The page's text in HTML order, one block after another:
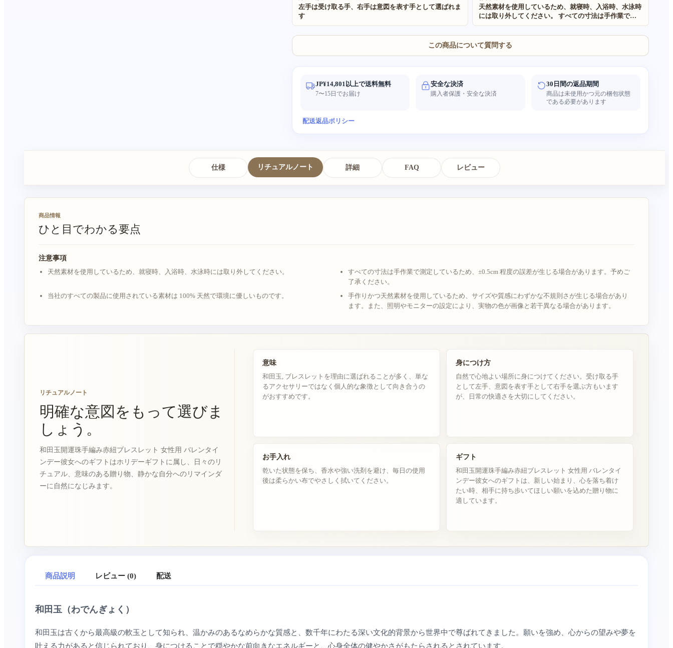
左手は受け取る手、右手は意図を表す手として選ばれま
す
天然素材を使用しているため、就寝時、入浴時、水泳時
には取り外してください。 すべての寸法は手作業で測
定しているため、±0.5cm 程度の誤差が生じる場合があ
ります。予めご了承ください。 当社のすべての製品に
使用されている素材は 100% 天然で環境に優しいもので
干異なる場合があります。
この商品について質問する
JP¥14,801以上で送料無料
7〜15日でお届け
安全な決済
購入者保護・安全な決済
30日間の返品期間
商品は未使用かつ元の梱包状態
である必要があります
配送返品ポリシー
仕様 リチュアルノート 詳細 FAQ レビュー
商品情報
ひと目でわかる要点
注意事項
天然素材を使用しているため、就寝時、入浴時、水泳時には取り外してください。
すべての寸法は手作業で測定しているため、±0.5cm 程度の誤差が生じる場合があります。予めご
了承ください。
当社のすべての製品に使用されている素材は 100% 天然で環境に優しいものです。
手作りかつ天然素材を使用しているため、サイズや質感にわずかな不規則さが生じる場合があり
ます。また、照明やモニターの設定により、実物の色が画像と若干異なる場合があります。
リチュアルノート
明確な意図をもって選びま
しょう。
和田玉開運珠手編み赤紐ブレスレット 女性用 バレンタイ
ンデー彼女へのギフトはホリデーギフトに属し、日々のリ
チュアル、意味のある贈り物、静かな自分へのリマインダ
ーに自然になじみます。
意味
和田玉, ブレスレットを理由に選ばれることが多く、単な
るアクセサリーではなく個人的な象徴として向き合うの
がおすすめです。
身につけ方
自然で心地よい場所に身につけてください。受け取る手
として左手、意図を表す手として右手を選ぶ方もいます
が、日常の快適さを大切にしてください。
お手入れ
乾いた状態を保ち、香水や強い洗剤を避け、毎日の使用
後は柔らかい布でやさしく拭いてください。
ギフト
和田玉開運珠手編み赤紐ブレスレット 女性用 バレンタイ
ンデー彼女へのギフトは、新しい始まり、心を落ち着け
たい時、相手に持ち歩いてほしい願いを込めた贈り物に
適しています。
和田玉（わでんぎょく）
和田玉は古くから最高級の軟玉として知られ、温かみのあるなめらかな質感と、数千年にわたる深い文化的背景から世界中で尊ばれてきました。願いを強め、心からの望みや夢を
叶える力があると信じられており、身につけることで穏やかな前向きなエネルギーと、心身全体の健やかさがもたらされるとされています。
商品説明 レビュー (0) 配送